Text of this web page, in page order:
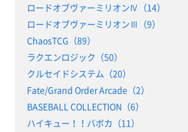
ロードオブヴァーミリオンⅣ（14）
ロードオブヴァーミリオンⅢ（9）
ChaosTCG（89）
ラクエンロジック（50）
クルセイドシステム（20）
Fate/Grand Order Arcade（2）
BASEBALL COLLECTION（6）
ハイキュー！！バボカ（11）